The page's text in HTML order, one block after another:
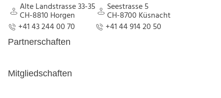
Alte Landstrasse 33-35
CH-8810 Horgen
Alte Landstrasse 33-35
CH-8810 Horgen
+41 43 244 00 70
+41 43 244 00 70
Seestrasse 5
CH-8700 Küsnacht
Seestrasse 5
+41 44 914 20 50
Partnerschaften
Mitgliedschaften